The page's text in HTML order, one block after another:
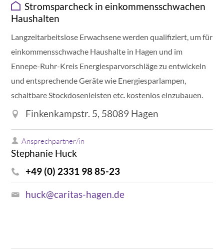
Stromsparcheck in einkommensschwachen
Haushalten
Langzeitarbeitslose Erwachsene werden qualifiziert, um für
einkommensschwache Haushalte in Hagen und im
Ennepe-Ruhr-Kreis Energiesparvorschläge zu entwickeln
und entsprechende Geräte wie Energiesparlampen,
schaltbare Stockdosenleisten etc. kostenlos einzubauen.
Finkenkampstr. 5, 58089 Hagen
Ansprechpartner/in
Stephanie Huck
+49 (0) 2331 98 85-23
huck@caritas-hagen.de